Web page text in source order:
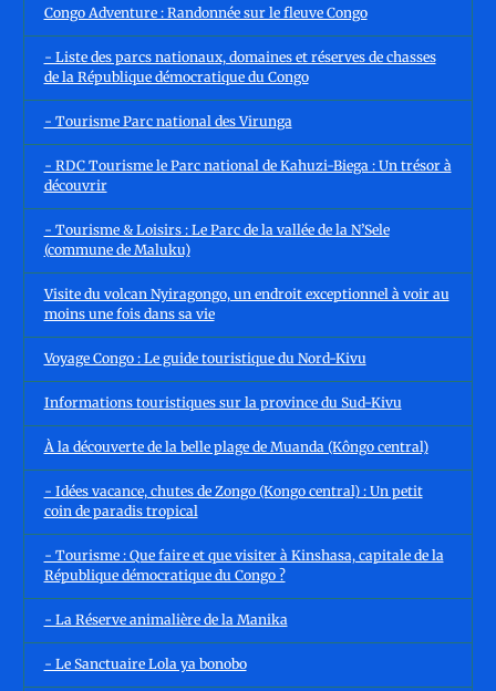
Congo Adventure : Randonnée sur le fleuve Congo
- Liste des parcs nationaux, domaines et réserves de chasses
de la République démocratique du Congo
- Tourisme Parc national des Virunga
- RDC Tourisme le Parc national de Kahuzi-Biega : Un trésor à
découvrir
- Tourisme & Loisirs : Le Parc de la vallée de la N’Sele
(commune de Maluku)
Visite du volcan Nyiragongo, un endroit exceptionnel à voir au
moins une fois dans sa vie
Voyage Congo : Le guide touristique du Nord-Kivu
Informations touristiques sur la province du Sud-Kivu
À la découverte de la belle plage de Muanda (Kôngo central)
- Idées vacance, chutes de Zongo (Kongo central) : Un petit
coin de paradis tropical
- Tourisme : Que faire et que visiter à Kinshasa, capitale de la
République démocratique du Congo ?
- La Réserve animalière de la Manika
- Le Sanctuaire Lola ya bonobo